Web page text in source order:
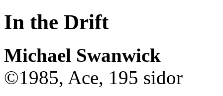
In the Drift
Michael Swanwick
©1985, Ace, 195 sidor